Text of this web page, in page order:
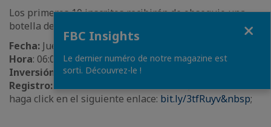
Los primeros 10 inscritos recibirán de obsequio una
botella de vino tinto Prestige.
Fecha: Jueves 20/05/2021.
Hora: 06:00 pm.
Inversión:
45$ incluye IVA y delivery.
Registro:
haga click en el siguiente enlace: bit.ly/3tfRuyv&nbsp;
FBC Insights
Le dernier numéro de notre magazine est
sorti. Découvrez-le !